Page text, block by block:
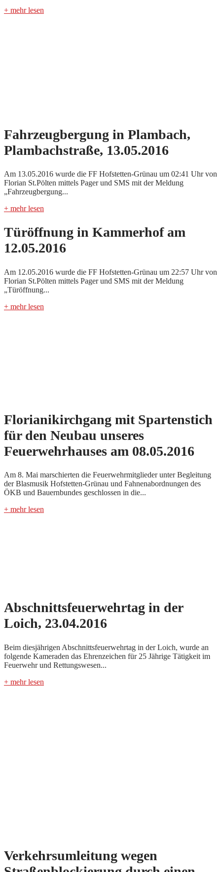
+ mehr lesen
Fahrzeugbergung in Plambach,
Plambachstraße, 13.05.2016
Am 13.05.2016 wurde die FF Hofstetten-Grünau um 02:41 Uhr von
Florian St.Pölten mittels Pager und SMS mit der Meldung
„Fahrzeugbergung...
+ mehr lesen
Türöffnung in Kammerhof am
12.05.2016
Am 12.05.2016 wurde die FF Hofstetten-Grünau um 22:57 Uhr von
Florian St.Pölten mittels Pager und SMS mit der Meldung
„Türöffnung...
+ mehr lesen
Florianikirchgang mit Spartenstich
für den Neubau unseres
Feuerwehrhauses am 08.05.2016
Am 8. Mai marschierten die Feuerwehrmitglieder unter Begleitung
der Blasmusik Hofstetten-Grünau und Fahnenabordnungen des
ÖKB und Bauernbundes geschlossen in die...
+ mehr lesen
Abschnittsfeuerwehrtag in der
Loich, 23.04.2016
Beim diesjährigen Abschnittsfeuerwehrtag in der Loich, wurde an
folgende Kameraden das Ehrenzeichen für 25 Jährige Tätigkeit im
Feuerwehr und Rettungswesen...
+ mehr lesen
Verkehrsumleitung wegen